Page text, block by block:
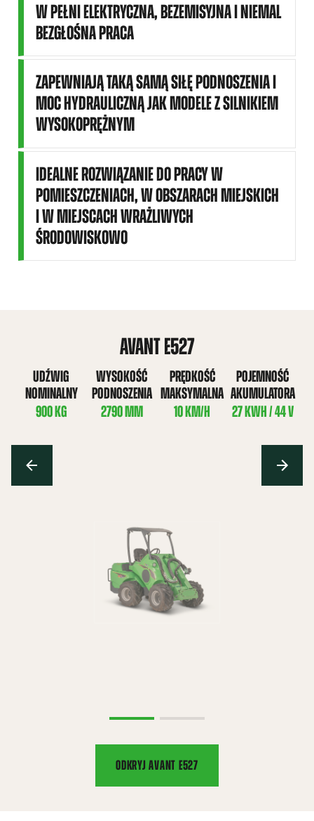
W PEŁNI ELEKTRYCZNA, BEZEMISYJNA I NIEMAL
BEZGŁOŚNA PRACA
ZAPEWNIAJĄ TAKĄ SAMĄ SIŁĘ PODNOSZENIA I
MOC HYDRAULICZNĄ JAK MODELE Z SILNIKIEM
WYSOKOPRĘŻNYM
IDEALNE ROZWIĄZANIE DO PRACY W
POMIESZCZENIACH, W OBSZARACH MIEJSKICH
I W MIEJSCACH WRAŻLIWYCH
ŚRODOWISKOWO
AVANT E527
UDŹWIG
NOMINALNY
900 KG
WYSOKOŚĆ
PODNOSZENIA
2790 MM
PRĘDKOŚĆ
MAKSYMALNA
10 KM/H
POJEMNOŚĆ
AKUMULATORA
27 KWH / 44 V
ODKRYJ AVANT E527